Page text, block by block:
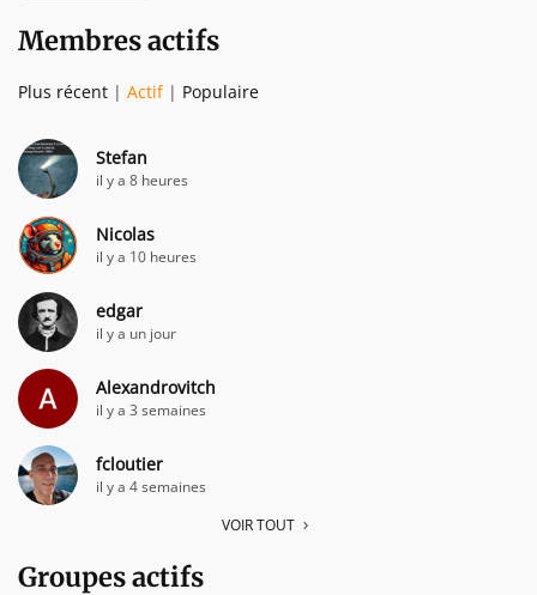
Membres actifs
Plus récent | Actif | Populaire
Stefan
il y a 8 heures
Nicolas
il y a 10 heures
edgar
il y a un jour
Alexandrovitch
il y a 3 semaines
fcloutier
il y a 4 semaines
VOIR TOUT
Groupes actifs